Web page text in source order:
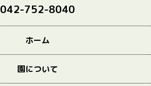
042-752-8040
ホーム
園について